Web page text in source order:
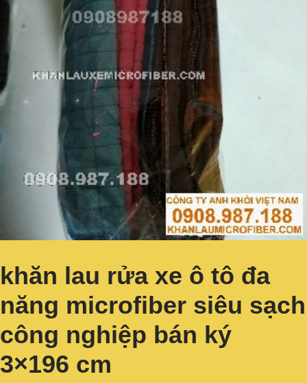
khăn lau rửa xe ô tô đa
năng microfiber siêu sạch
công nghiệp bán ký
3×196 cm